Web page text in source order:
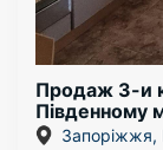
Продаж 3-и
Південному
Запоріжжя,